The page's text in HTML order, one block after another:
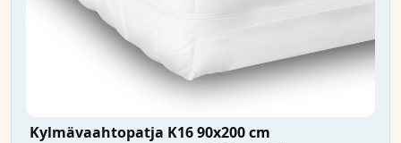
Kylmävaahtopatja K16 90x200 cm